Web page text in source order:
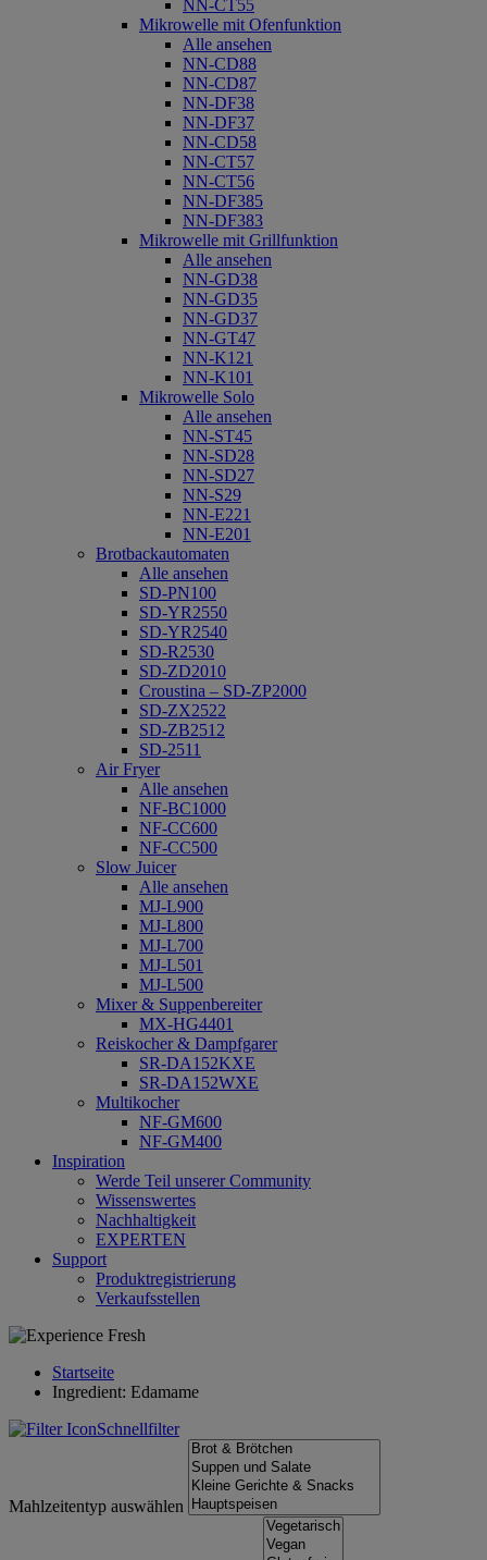
NN-CT55
Mikrowelle mit Ofenfunktion
Alle ansehen
NN-CD88
NN-CD87
NN-DF38
NN-DF37
NN-CD58
NN-CT57
NN-CT56
NN-DF385
NN-DF383
Mikrowelle mit Grillfunktion
Alle ansehen
NN-GD38
NN-GD35
NN-GD37
NN-GT47
NN-K121
NN-K101
Mikrowelle Solo
Alle ansehen
NN-ST45
NN-SD28
NN-SD27
NN-S29
NN-E221
NN-E201
Brotbackautomaten
Alle ansehen
SD-PN100
SD-YR2550
SD-YR2540
SD-R2530
SD-ZD2010
Croustina – SD-ZP2000
SD-ZX2522
SD-ZB2512
SD-2511
Air Fryer
Alle ansehen
NF-BC1000
NF-CC600
NF-CC500
Slow Juicer
Alle ansehen
MJ-L900
MJ-L800
MJ-L700
MJ-L501
MJ-L500
Mixer & Suppenbereiter
MX-HG4401
Reiskocher & Dampfgarer
SR-DA152KXE
SR-DA152WXE
Multikocher
NF-GM600
NF-GM400
Inspiration
Werde Teil unserer Community
Wissenswertes
Nachhaltigkeit
EXPERTEN
Support
Produktregistrierung
Verkaufsstellen
Startseite
Ingredient: Edamame
Schnellfilter
Mahlzeitentyp auswählen